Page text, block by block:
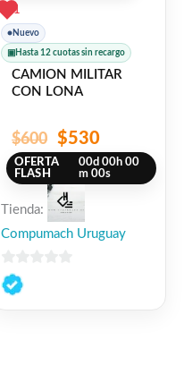
1
● Nuevo
▣ Hasta 12 cuotas sin recargo
CAMION MILITAR
CON LONA
$600 $530
OFERTA
FLASH
00d 00h 00
m 00s
Tienda:
Compumach Uruguay
0
de